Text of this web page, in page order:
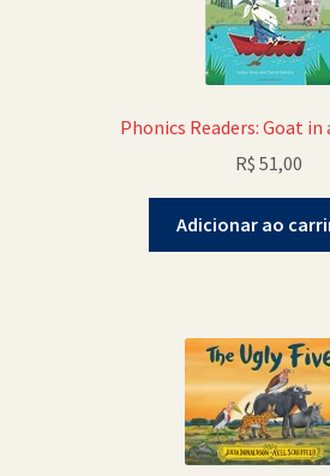
Phonics Readers: Goat
R$ 51,00
Adicionar ao